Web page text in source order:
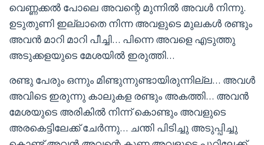
വെണ്ണക്കൽ പോലെ അവന്റെ മുന്നിൽ അവൾ നിന്നു.
ഉടുതുണി ഇല്ലാതെ നിന്ന അവളുടെ മുലകൾ രണ്ടും
അവൻ മാറി മാറി പീച്ചി… പിന്നെ അവളെ എടുത്തു
അടുക്കളയുടെ മേശയിൽ ഇരുത്തി…
രണ്ടു പേരും ഒന്നും മിണ്ടുന്നുണ്ടായിരുന്നില്ല… അവൾ
അവിടെ ഇരുന്നു കാലുകള രണ്ടും അകത്തി… അവൻ
മേശയുടെ അരികിൽ നിന്ന് കൊണ്ടും അവളുടെ
അരകെട്ടിലേക്ക് ചേർന്നു… ചന്തി പിടിച്ചു അടുപ്പിച്ചു